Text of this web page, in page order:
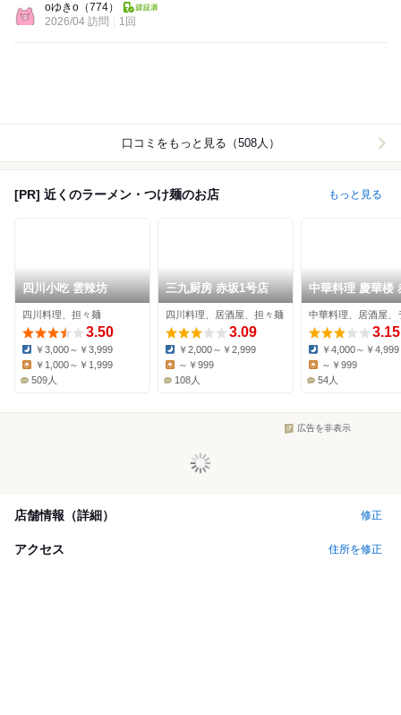
oゆきo （774）
2026/04 訪問
1回
口コミをもっと見る（508人）
[PR] 近くのラーメン・つけ麺のお店 もっと見る
四川小吃 雲辣坊
四川料理、担々麺
3.50
Dinner:
￥3,000～￥3,999
￥1,000～￥1,999
509人
三九厨房 赤坂1号店
四川料理、居酒屋、担々麺
3.09
Dinner:
￥2,000～￥2,999
～￥999
108人
中華料理 慶華楼
3.15
Dinner:
￥4,000～￥4,999
Lunch:
～￥999
54人
広告を非表示
店舗情報（詳細） 修正
アクセス 住所を修正